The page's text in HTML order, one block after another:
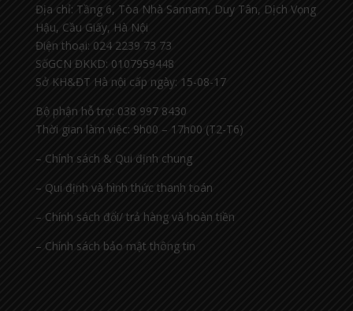
Địa chỉ: Tầng 6, Tòa Nhà Sannam, Duy Tân, Dịch Vọng
Hậu, Cầu Giấy, Hà Nội
Điện thoại: 024 2239 73 73
SốGCN ĐKKD: 0107959448
Sở KH&ĐT Hà nội cấp ngày: 15-08-17
Bộ phận hỗ trợ: 038 997 8430
Thời gian làm việc: 9h00 – 17h00 (T2-T6)
– Chính sách & Qui định chung
– Qui định và hình thức thanh toán
– Chính sách đổi/ trả hàng và hoàn tiền
– Chính sách bảo mật thông tin